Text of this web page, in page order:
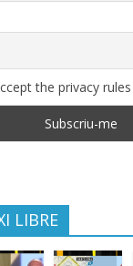
the privacy
LIBRE